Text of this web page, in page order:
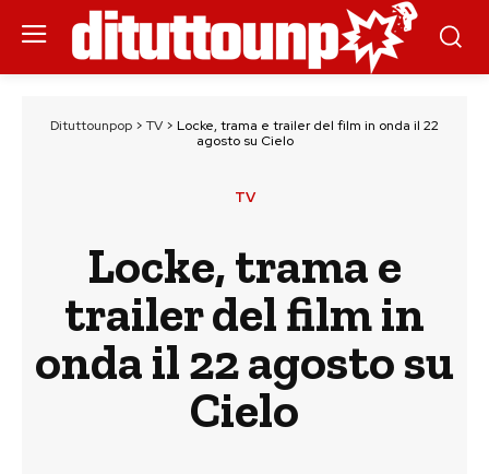
Dituttounpop > TV > Locke, trama e trailer del film in onda il 22
agosto su Cielo
TV
Locke, trama e
trailer del film in
onda il 22 agosto su
Cielo